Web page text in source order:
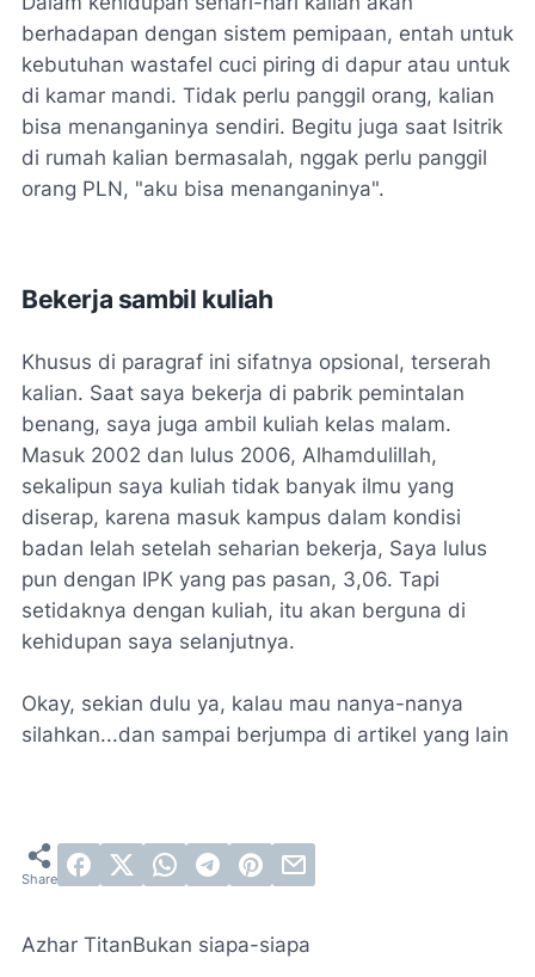
berhadapan dengan sistem pemipaan, entah untuk
kebutuhan wastafel cuci piring di dapur atau untuk
di kamar mandi. Tidak perlu panggil orang, kalian
bisa menanganinya sendiri. Begitu juga saat lsitrik
di rumah kalian bermasalah, nggak perlu panggil
orang PLN, "aku bisa menanganinya".
Bekerja sambil kuliah
Khusus di paragraf ini sifatnya opsional, terserah
kalian. Saat saya bekerja di pabrik pemintalan
benang, saya juga ambil kuliah kelas malam.
Masuk 2002 dan lulus 2006, Alhamdulillah,
sekalipun saya kuliah tidak banyak ilmu yang
diserap, karena masuk kampus dalam kondisi
badan lelah setelah seharian bekerja, Saya lulus
pun dengan IPK yang pas pasan, 3,06. Tapi
setidaknya dengan kuliah, itu akan berguna di
kehidupan saya selanjutnya.
Okay, sekian dulu ya, kalau mau nanya-nanya
silahkan...dan sampai berjumpa di artikel yang lain
Azhar TitanBukan siapa-siapa